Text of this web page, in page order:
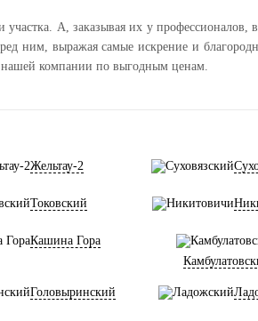
А, заказывая их у профессионалов,
ним, выражая самые искрение и
нашей компании по выгодным ценам.
Жельтау-2
Токовский
Кашина Гора
Головыринский